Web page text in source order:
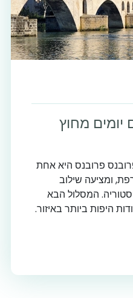
יומים מחוץ
פרובנס היא אחת
ומציעה שילוב
המסלול הבא
היפות ביותר באיזור.